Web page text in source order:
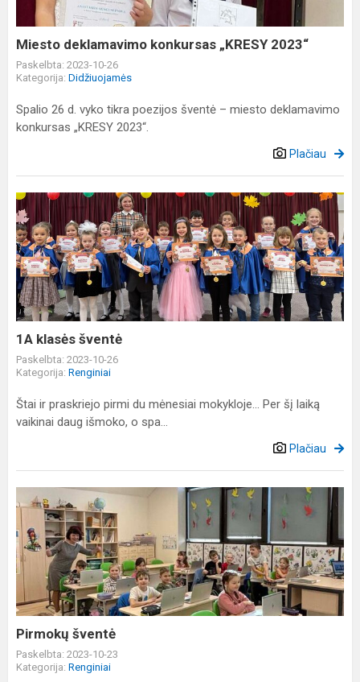
Miesto deklamavimo konkursas „KRESY 2023“
Paskelbta: 2023-10-26
Kategorija: Didžiuojamės
Spalio 26 d. vyko tikra poezijos šventė – miesto deklamavimo
konkursas „KRESY 2023“.
Plačiau
1A
klasės
šventė
1A klasės šventė
Paskelbta: 2023-10-26
Kategorija: Renginiai
Štai ir praskriejo pirmi du mėnesiai mokykloje... Per šį laiką
vaikinai daug išmoko, o spa...
Plačiau
Pirmokų
šventė
Pirmokų šventė
Paskelbta: 2023-10-23
Kategorija: Renginiai